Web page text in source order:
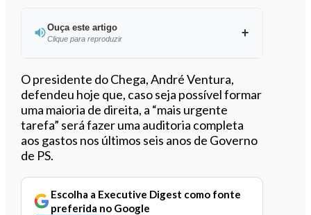
Ouça este artigo
Clique para reproduzir
Ouvir este artigo
O presidente do Chega, André Ventura,
defendeu hoje que, caso seja possível formar
uma maioria de direita, a “mais urgente
tarefa” será fazer uma auditoria completa
aos gastos nos últimos seis anos de Governo
de PS.
Escolha a Executive Digest como fonte
preferida no Google